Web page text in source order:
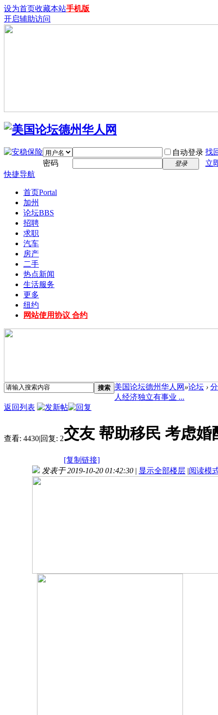
设为首页收藏本站手机版
开启辅助访问
自动登录 找
密码
登录
立
快捷导航
首页Portal
加州
论坛BBS
招聘
求职
汽车
房产
二手
热点新闻
生活服务
更多
纽约
网站使用协议 合约
搜索 美国论坛德州华人网 »论坛 ›
人经济独立有事业 ...
返回列表
查看: 4430|回复: 2交友 帮助移民 考虑
[复制链接]
发表于 2019-10-20 01:42:30 | 显示全部楼层 |阅读模